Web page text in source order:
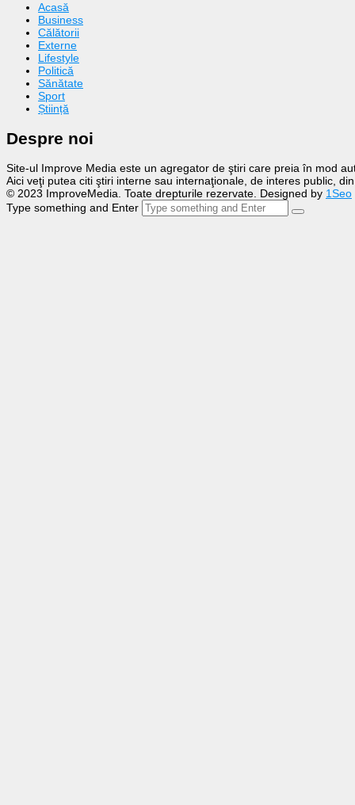
Acasă
Business
Călătorii
Externe
Lifestyle
Politică
Sănătate
Sport
Știință
Despre noi
Site-ul Improve Media este un agregator de ştiri care preia în mod
Aici veţi putea citi ştiri interne sau internaţionale, de interes public,
© 2023 ImproveMedia. Toate drepturile rezervate. Designed by 1Seo
Type something and Enter